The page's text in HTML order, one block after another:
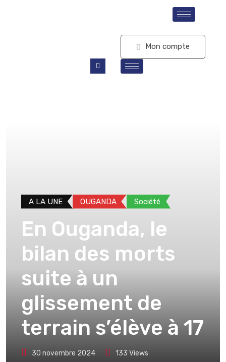
Mon compte
A LA UNE OUGANDA Société
En Ouganda, le
bilan des morts
suite à un
glissement de
terrain s’élève à 17
30 novembre 2024 133 Views